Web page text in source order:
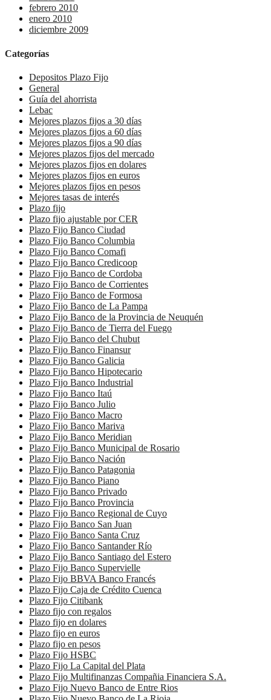
febrero 2010
enero 2010
diciembre 2009
Categorías
Depositos Plazo Fijo
General
Guía del ahorrista
Lebac
Mejores plazos fijos a 30 días
Mejores plazos fijos a 60 días
Mejores plazos fijos a 90 días
Mejores plazos fijos del mercado
Mejores plazos fijos en dolares
Mejores plazos fijos en euros
Mejores plazos fijos en pesos
Mejores tasas de interés
Plazo fijo
Plazo fijo ajustable por CER
Plazo Fijo Banco Ciudad
Plazo Fijo Banco Columbia
Plazo Fijo Banco Comafi
Plazo Fijo Banco Credicoop
Plazo Fijo Banco de Cordoba
Plazo Fijo Banco de Corrientes
Plazo Fijo Banco de Formosa
Plazo Fijo Banco de La Pampa
Plazo Fijo Banco de la Provincia de Neuquén
Plazo Fijo Banco de Tierra del Fuego
Plazo Fijo Banco del Chubut
Plazo Fijo Banco Finansur
Plazo Fijo Banco Galicia
Plazo Fijo Banco Hipotecario
Plazo Fijo Banco Industrial
Plazo Fijo Banco Itaú
Plazo Fijo Banco Julio
Plazo Fijo Banco Macro
Plazo Fijo Banco Mariva
Plazo Fijo Banco Meridian
Plazo Fijo Banco Municipal de Rosario
Plazo Fijo Banco Nación
Plazo Fijo Banco Patagonia
Plazo Fijo Banco Piano
Plazo Fijo Banco Privado
Plazo Fijo Banco Provincia
Plazo Fijo Banco Regional de Cuyo
Plazo Fijo Banco San Juan
Plazo Fijo Banco Santa Cruz
Plazo Fijo Banco Santander Río
Plazo Fijo Banco Santiago del Estero
Plazo Fijo Banco Supervielle
Plazo Fijo BBVA Banco Francés
Plazo Fijo Caja de Crédito Cuenca
Plazo Fijo Citibank
Plazo fijo con regalos
Plazo fijo en dolares
Plazo fijo en euros
Plazo fijo en pesos
Plazo Fijo HSBC
Plazo Fijo La Capital del Plata
Plazo Fijo Multifinanzas Compañia Financiera S.A.
Plazo Fijo Nuevo Banco de Entre Rios